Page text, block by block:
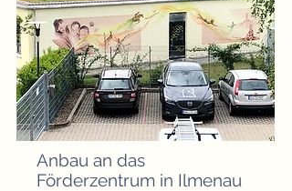
Anbau an das
Förderzentrum in Ilmenau